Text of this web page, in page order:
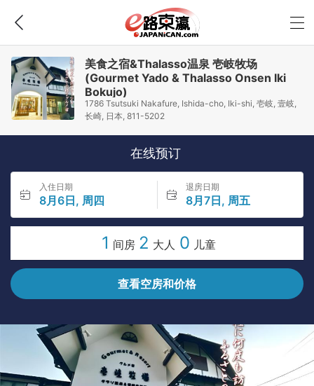
美食之宿&Thalasso温泉 壱岐牧场
(Gourmet Yado & Thalasso Onsen Iki
Bokujo)
1786 Tsutsuki Nakafure, Ishida-cho, Iki-shi, 壱岐, 壹岐,
长崎, 日本, 811-5202
在线预订
入住日期
8月6日, 周四
退房日期
8月7日, 周五
1 间房 2 大人 0 儿童
查看空房和价格